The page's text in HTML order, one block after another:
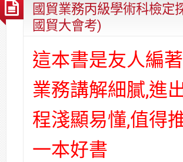
國貿業務丙級學術科檢定
國貿大會考)
這本書是友人編
業務講解細膩,進
程淺顯易懂,值得
一本好書